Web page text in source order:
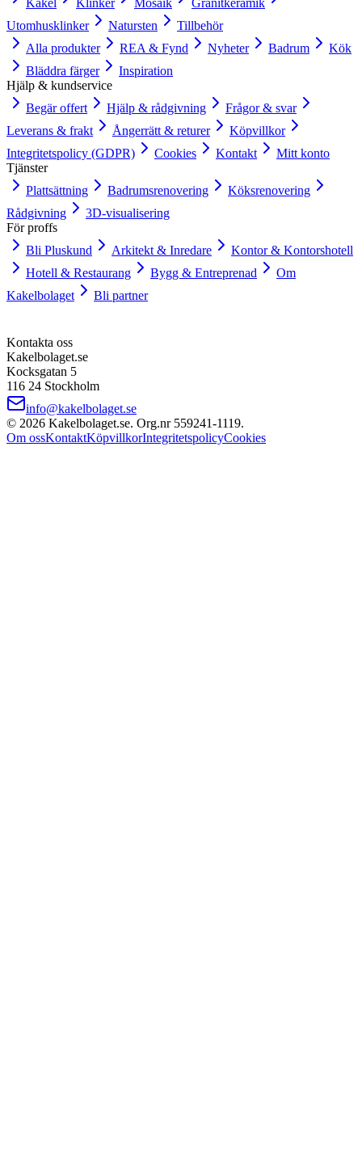
Kakel
Klinker Mosaik
Granitkeramik
Utomhusklinker
Natursten
Tillbehör
Alla produkter
REA & Fynd Nyheter Badrum
Kök
Bläddra färger
Inspiration
Hjälp & kundservice
Begär offert
Hjälp & rådgivning
Frågor & svar
Leverans & frakt
Ångerrätt & returer
Köpvillkor
Integritetspolicy (GDPR)
Cookies Kontakt
Mitt konto
Tjänster
Plattsättning
Badrumsrenovering
Köksrenovering
Rådgivning
3D-visualisering
För proffs
Bli Pluskund
Arkitekt & Inredare
Kontor & Kontorshotell
Hotell & Restaurang
Bygg & Entreprenad
Om
Kakelbolaget
Bli partner
Kontakta oss
Kakelbolaget.se
Kocksgatan 5
116 24 Stockholm
info@kakelbolaget.se
© 2026 Kakelbolaget.se. Org.nr 559241‑1119.
Om ossKontaktKöpvillkorIntegritetspolicyCookies